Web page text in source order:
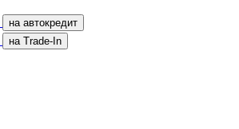
на автокредит
на Trade-In